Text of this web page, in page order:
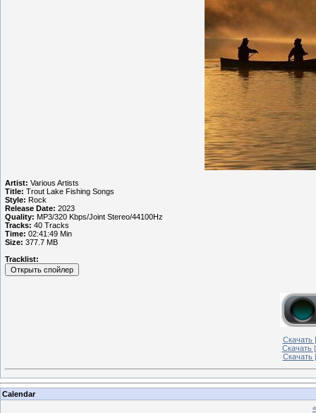
Artist: Various Artists
Title: Trout Lake Fishing Songs
Style: Rock
Release Date: 2023
Quality: MP3/320 Kbps/Joint Stereo/44100Hz
Tracks: 40 Tracks
Time: 02:41:49 Min
Size: 377.7 MB
Tracklist:
Скачать
Скачать
Скачать
Calendar
«